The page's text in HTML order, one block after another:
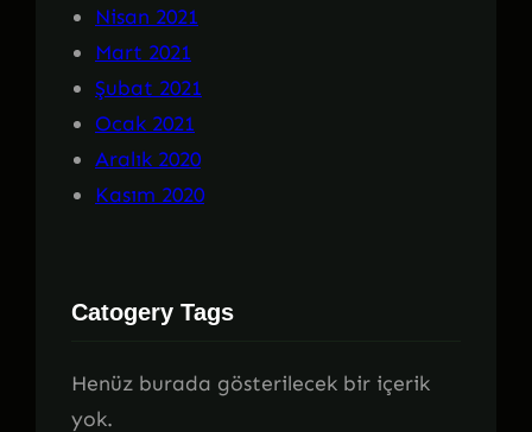
Nisan 2021
Mart 2021
Şubat 2021
Ocak 2021
Aralık 2020
Kasım 2020
Catogery Tags
Henüz burada gösterilecek bir içerik
yok.